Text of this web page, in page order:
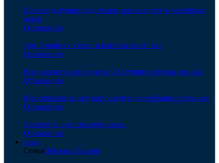
Советы будущим родителям, как воспитать успешных
детей
Отношения
Топ-5 мифов о сексе, в которые верят все
Отношения
Как укрепить отношения: 12 лучших советов для пар
Отношения
Как соблазнить девушку, следуя простейшим правилам
Отношения
5 секретов чувственного секса
Отношения
Семья
СемьяПоказать больше